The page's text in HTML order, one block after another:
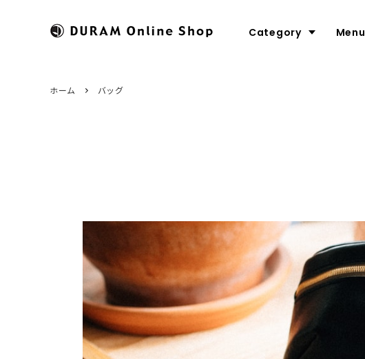
Category Menu
コインケース
名刺入れ
ステーショナリー
カメラストラップ
ホーム バッグ